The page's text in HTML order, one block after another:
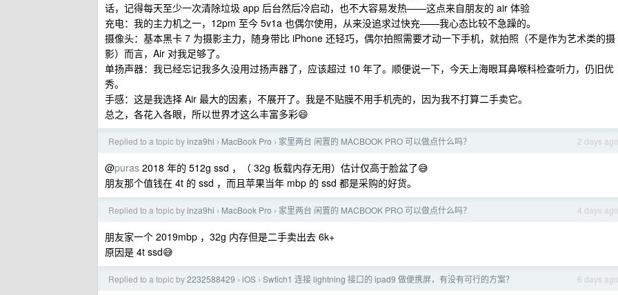
话，记得每天至少一次清除垃圾 app 后台然后冷启动，也不大容易发热——这点来自朋友的 air 体验
充电：我的主力机之一，12pm 至今 5v1a 也偶尔使用，从来没追求过快充——我心态比较不急躁的。
摄像头：基本黑卡 7 为摄影主力，随身带比 iPhone 还轻巧，偶尔拍照需要才动一下手机，就拍照（不是作为艺术类的摄
影）而言，Air 对我足够了。
单扬声器：我已经忘记我多久没用过扬声器了，应该超过 10 年了。顺便说一下，今天上海眼耳鼻喉科检查听力，仍旧优
秀。
手感：这是我选择 Air 最大的因素，不展开了。我是不贴膜不用手机壳的，因为我不打算二手卖它。
总之，各花入各眼，所以世界才这么丰富多彩😄
2 days ago
Replied to a topic byinza9hi › MacBook Pro › 家里两台 闲置的 MACBOOK PRO 可以做点什么吗？
@puras 2018 年的 512g ssd ，（ 32g 板载内存无用）估计仅高于脸盆了😅
朋友那个值钱在 4t 的 ssd ，而且苹果当年 mbp 的 ssd 都是采购的好货。
4 days ago
Replied to a topic byinza9hi › MacBook Pro › 家里两台 闲置的 MACBOOK PRO 可以做点什么吗？
朋友家一个 2019mbp ，32g 内存但是二手卖出去 6k+
原因是 4t ssd😅
6 days ago
Replied to a topic by2232588429 › iOS › Swtich1 连接 lightning 接口的 ipad9 做便携屏，有没有可行的方案？